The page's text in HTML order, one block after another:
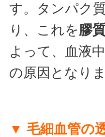
す。タンパク
り、これを膠
よって、血液
の原因となりま
▼ 毛細血管の